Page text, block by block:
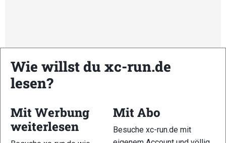
Kommende Veranstaltungen
Wie willst du xc-run.de
lesen?
Mit Werbung
weiterlesen
Mit Abo
Besuche xc-run.de mit